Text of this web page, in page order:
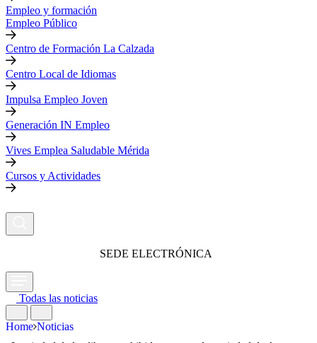
Empleo y formación
Empleo Público
Centro de Formación La Calzada
Centro Local de Idiomas
Impulsa Empleo Joven
Generación IN Empleo
Vives Emplea Saludable Mérida
Cursos y Actividades
SEDE ELECTRÓNICA
Todas las noticias
Home Noticias